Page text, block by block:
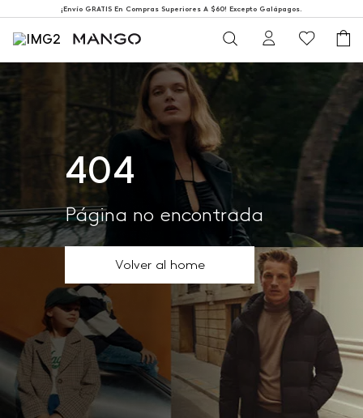
¡Envío GRATIS En Compras Superiores A $60! Excepto Galápagos.
404
Página no encontrada
Volver al home